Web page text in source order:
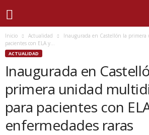
Inicio Actualidad
Inaugurada en Castellón la
pacientes con ELA y...
ACTUALIDAD
Inaugurada en
primera unidad
para pacientes con
enfermedades raras